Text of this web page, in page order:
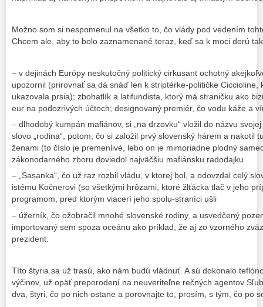
Možno som si nespomenul na všetko to, čo vlády pod vedením
Chcem ale, aby to bolo zaznamenané teraz, keď sa k moci derú
– v dejinách Európy neskutočný politický cirkusant ochotný
upozornil (prirovnať sa dá snáď len k striptérke-političke Ciccioline,
ukazovala prsia); zbohatlík a latifundista, ktorý má straničku ako
eur na podozrivých účtoch; designovaný premiér, čo vodu káže a
– dlhodobý kumpán mafiánov, si „na drzovku“ vložil do názvu
slovo „rodina“, potom, čo si založil prvý slovenský hárem a nakotil
ženami (to číslo je premenlivé, lebo on je mimoriadne plodný
zákonodarného zboru doviedol najväčšiu mafiánsku radodajku
– „Sasanka“, čo už raz rozbil vládu, v ktorej bol, a odovzdal celý
istému Kočnerovi (so všetkými hrôzami, ktoré žlťácka tlač v jeho
programom, pred ktorým viacerí jeho spolu-straníci ušli
– úžerník, čo ožobračil mnohé slovenské rodiny, a usvedčený
importovaný sem spoza oceánu ako príklad, že aj zo vzorného
prezident.
Títo štyria sa už trasú, ako nám budú vládnuť. A sú dokonalo
výčinov, už opäť preporodení na neuveriteľne rečných agentov
dva, štyri, čo po nich ostane a porovnajte to, prosím, s tým, čo po